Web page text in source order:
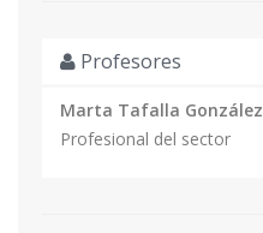
Profesores
Marta Tafalla González
Profesional del sector